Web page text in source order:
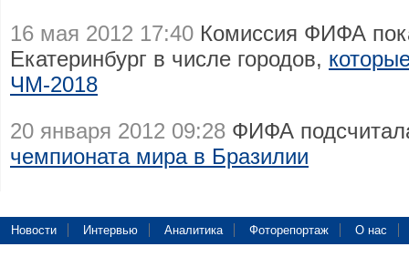
16 мая 2012 17:40 Комиссия ФИФА
Екатеринбург в числе городов,
ЧМ-2018
20 января 2012 09:28 ФИФА
чемпионата мира в Бразилии
Новости Интервью Аналитика Фоторепортаж О нас